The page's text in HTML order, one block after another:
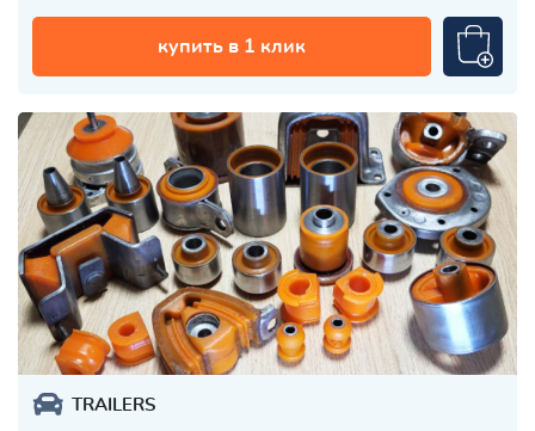
купить в 1 клик
TRAILERS